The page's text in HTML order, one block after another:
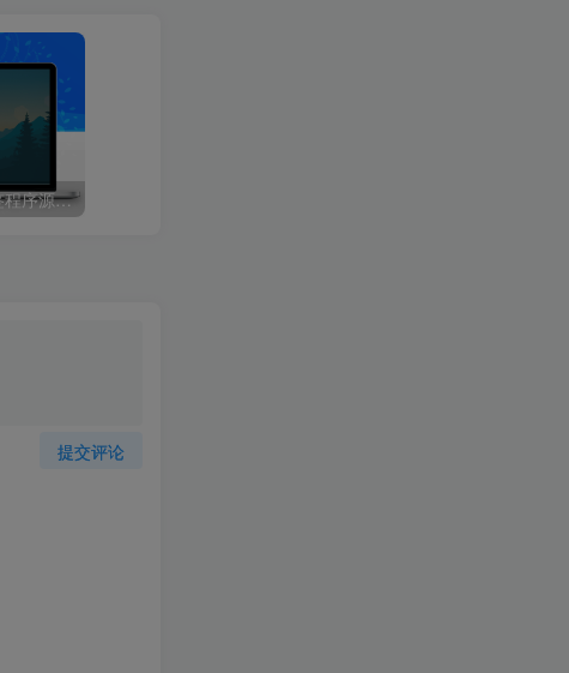
升级版PHP-2025V免签程序源码：改良版V免签-三网免挂支付系统，同步支持支付宝/微信QQ回调
提交评论